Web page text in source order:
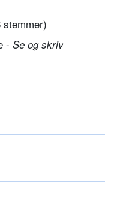
stemmer)
- Se og skriv